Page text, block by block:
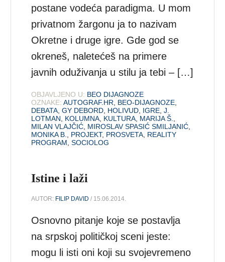
postane vodeća paradigma. U mom
privatnom žargonu ja to nazivam
Okretne i druge igre. Gde god se
okreneš, naletećeš na primere
javnih oduživanja u stilu ja tebi – […]
OBJAVLJENO U: BEO DIJAGNOZE
OZNAKE: AUTOGRAF.HR BEO-DIJAGNOZE
DEBATA ,GY DEBORD HOLIVUD IGRE ,J.
LOTMAN
KOLUMNA KULTURA MARIJA Š.
MILAN VLAJČIĆ MIROSLAV SPASIĆ SMILJANIĆ
MONIKA B.
PROJEKT, PROSVETA REALITY
PROGRAM ,SOCIOLOG
Istine i laži
AUTOR: FILIP DAVID / 15.06.2014.
Osnovno pitanje koje se postavlja
na srpskoj političkoj sceni jeste:
mogu li isti oni koji su svojevremeno